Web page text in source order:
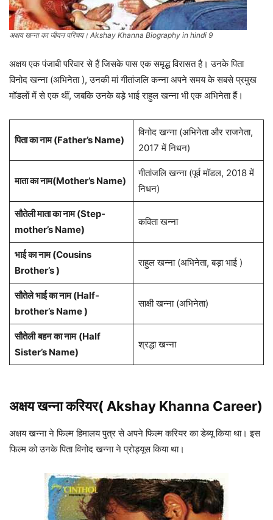
अक्षय खन्ना का जीवन परिचय। Akshay Khanna Biography in hindi 9
अक्षय एक पंजाबी परिवार से हैं जिसके पास एक समृद्ध विरासत है। उनके पिता
विनोद खन्ना (अभिनेता ), उनकी मां गीतांजलि कन्ना अपने समय के सबसे प्रमुख
मॉडलों में से एक थीं, जबकि उनके बड़े भाई राहुल खन्ना भी एक अभिनेता हैं।
पिता का नाम (Father’s Name)
विनोद खन्ना (अभिनेता और राजनेता,
2017 में निधन)
माता का नाम(Mother’s Name)
गीतांजलि खन्ना (पूर्व मॉडल, 2018 में
निधन)
सौतेली माता का नाम (Step-
mother’s Name)
कविता खन्ना
भाई का नाम (Cousins
Brother’s )
राहुल खन्ना (अभिनेता, बड़ा भाई )
सौतेले भाई का नाम (Half-
brother’s Name)
साक्षी खन्ना (अभिनेता)
सौतेली बहनका नाम (Half
Sister’s Name)
श्रद्धा खन्ना
अक्षय खन्ना करियर( Akshay Khanna Career)
अक्षय खन्ना ने फिल्म हिमालय पुत्र से अपने फिल्म करियर का डेब्यू किया था। इस
फिल्म को उनके पिता विनोद खन्ना ने प्रोड्यूस किया था।